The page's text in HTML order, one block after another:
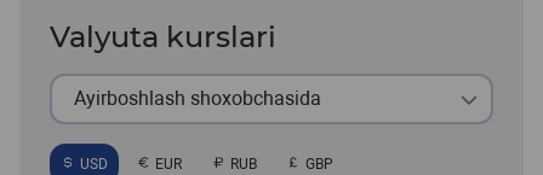
Valyuta kurslari
Ayirboshlash shoxobchasida
USD EUR RUB GBP